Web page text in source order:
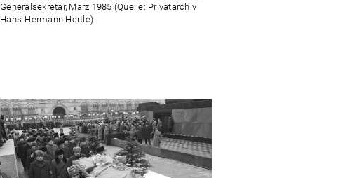
Generalsekretär, März 1985 (Quelle: Privatarchiv
Hans-Hermann Hertle)